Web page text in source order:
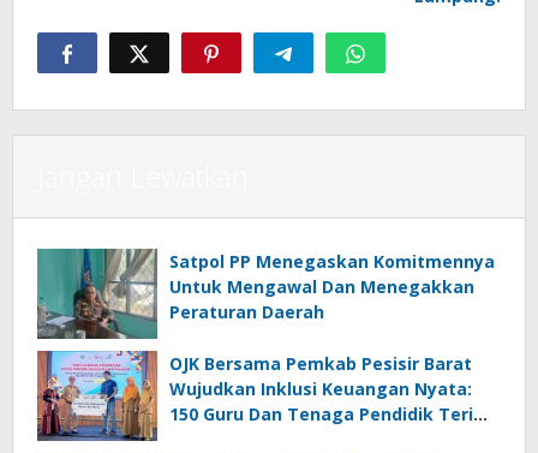
Satpol PP Menegaskan Komitmennya
Untuk Mengawal Dan Menegakkan
Peraturan Daerah
OJK Bersama Pemkab Pesisir Barat
Wujudkan Inklusi Keuangan Nyata:
150 Guru Dan Tenaga Pendidik Terima